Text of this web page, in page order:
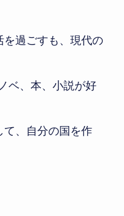
過ごすも、現代の
ベ、本、小説が好
て、自分の国を作